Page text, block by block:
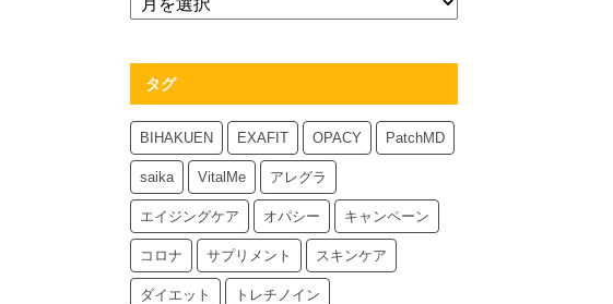
タグ
BIHAKUEN EXAFIT OPACY PatchMD
saika VitalMe アレグラ
エイジングケア オパシー キャンペーン
コロナ サプリメント スキンケア
ダイエット トレチノイン